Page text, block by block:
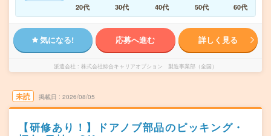
20代
30代 40代 50代 60代
気になる! 応募へ進む 詳しく見る
派遣会社 株式会社綜合キャリアオプション 製造事業部（全国）
未読 掲載日 2026/08/05
【研修あり！】ドアノブ部品のピッキング・